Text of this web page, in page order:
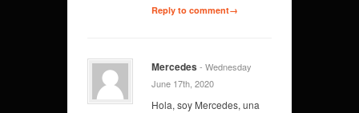
Reply to comment→
Mercedes - Wednesday
June 17th, 2020
Hola, soy Mercedes, una